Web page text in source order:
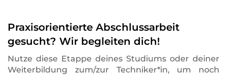
Praxisorientierte Abschlussarbeit
gesucht? Wir begleiten dich!
Nutze diese Etappe deines Studiums oder deiner
Weiterbildung zum/zur Techniker*in, um noch